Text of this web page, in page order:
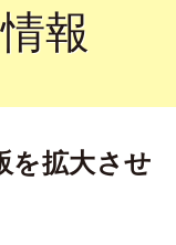
報
を拡大させ